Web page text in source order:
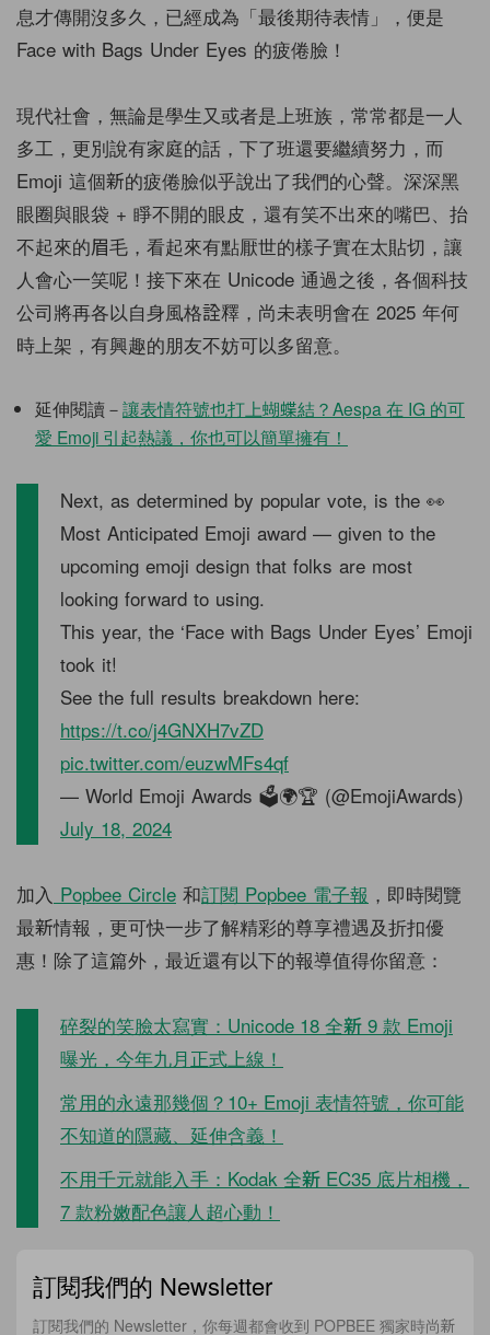
息才傳開沒多久，已經成為「最後期待表情」，便是
Face with Bags Under Eyes 的疲倦臉！
現代社會，無論是學生又或者是上班族，常常都是一人
多工，更別說有家庭的話，下了班還要繼續努力，而
Emoji 這個新的疲倦臉似乎說出了我們的心聲。深深黑
眼圈與眼袋 + 睜不開的眼皮，還有笑不出來的嘴巴、抬
不起來的眉毛，看起來有點厭世的樣子實在太貼切，讓
人會心一笑呢！接下來在 Unicode 通過之後，各個科技
公司將再各以自身風格詮釋，尚未表明會在 2025 年何
時上架，有興趣的朋友不妨可以多留意。
延伸閱讀－讓表情符號也打上蝴蝶結？Aespa 在 IG 的可
愛 Emoji 引起熱議，你也可以簡單擁有！
Next, as determined by popular vote, is the 👀
Most Anticipated Emoji award — given to the
upcoming emoji design that folks are most
looking forward to using.
This year, the ‘Face with Bags Under Eyes’ Emoji
took it!
See the full results breakdown here:
https://t.co/j4GNXH7vZD
pic.twitter.com/euzwMFs4qf
— World Emoji Awards 🗳🌍🏆 (@EmojiAwards)
July 18, 2024
加入 Popbee Circle 和訂閱 Popbee 電子報 ，即時閱覽
最新情報，更可快一步了解精彩的尊享禮遇及折扣優
惠！除了這篇外，最近還有以下的報導值得你留意：
碎裂的笑臉太寫實：Unicode 18 全新 9 款 Emoji
曝光，今年九月正式上線！
常用的永遠那幾個？10+ Emoji 表情符號，你可能
不知道的隱藏、延伸含義！
不用千元就能入手：Kodak 全新 EC35 底片相機，
7 款粉嫩配色讓人超心動！
訂閱我們的 Newsletter
訂閱我們的 Newsletter，你每週都會收到 POPBEE 獨家時尚新